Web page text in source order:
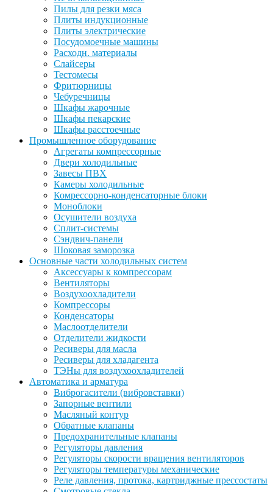
Пилы для резки мяса
Плиты индукционные
Плиты электрические
Посудомоечные машины
Расходн. материалы
Слайсеры
Тестомесы
Фритюрницы
Чебуречницы
Шкафы жарочные
Шкафы пекарские
Шкафы расстоечные
Промышленное оборудование
Агрегаты компрессорные
Двери холодильные
Завесы ПВХ
Камеры холодильные
Комрессорно-конденсаторные блоки
Моноблоки
Осушители воздуха
Сплит-системы
Сэндвич-панели
Шоковая заморозка
Основные части холодильных систем
Аксессуары к компрессорам
Вентиляторы
Воздухоохладители
Компрессоры
Конденсаторы
Маслоотделители
Отделители жидкости
Ресиверы для масла
Ресиверы для хладагента
ТЭНы для воздухоохладителей
Автоматика и арматура
Виброгасители (вибровставки)
Запорные вентили
Масляный контур
Обратные клапаны
Предохранительные клапаны
Регуляторы давления
Регуляторы скорости вращения вентиляторов
Регуляторы температуры механические
Реле давления, протока, картриджные прессостаты